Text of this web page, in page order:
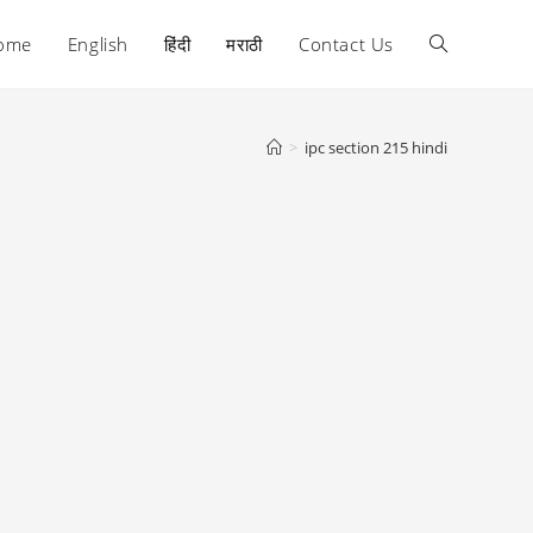
English हिंदी मराठी Contact Us Toggle
> ipc section 215 hindi